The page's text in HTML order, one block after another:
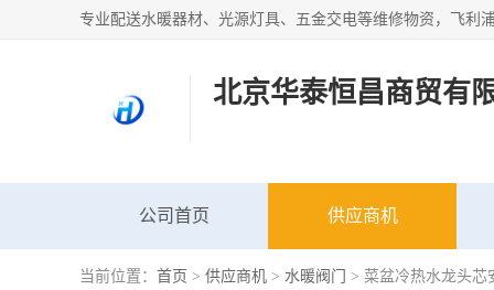
北京华泰恒昌商贸有
公司首页 供应商机
当前位置： 首页 > 供应商机 > 水暖阀门 > 菜盆冷热水龙头芯